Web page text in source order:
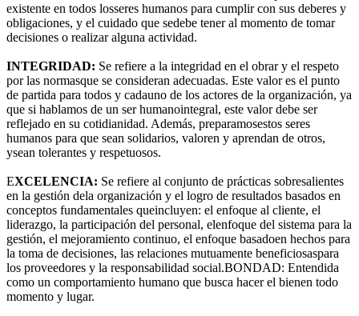
existente en todos losseres humanos para cumplir con sus deberes y
obligaciones, y el cuidado que sedebe tener al momento de tomar
decisiones o realizar alguna actividad.
INTEGRIDAD: Se refiere a la integridad en el obrar y el respeto
por las normasque se consideran adecuadas. Este valor es el punto
de partida para todos y cadauno de los actores de la organización, ya
que si hablamos de un ser humanointegral, este valor debe ser
reflejado en su cotidianidad. Además, preparamosestos seres
humanos para que sean solidarios, valoren y aprendan de otros,
ysean tolerantes y respetuosos.
EXCELENCIA: Se refiere al conjunto de prácticas sobresalientes
en la gestión dela organización y el logro de resultados basados en
conceptos fundamentales queincluyen: el enfoque al cliente, el
liderazgo, la participación del personal, elenfoque del sistema para la
gestión, el mejoramiento continuo, el enfoque basadoen hechos para
la toma de decisiones, las relaciones mutuamente beneficiosaspara
los proveedores y la responsabilidad social.BONDAD: Entendida
como un comportamiento humano que busca hacer el bienen todo
momento y lugar.